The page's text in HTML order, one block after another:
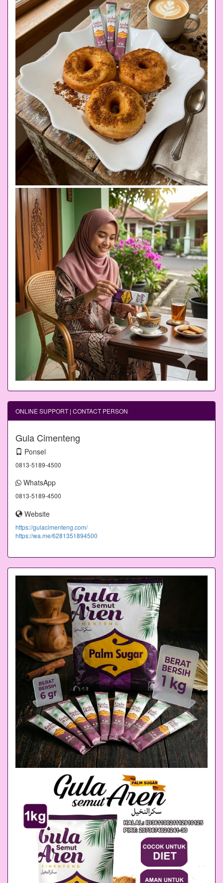
ONLINE SUPPORT | CONTACT PERSON
Gula Cimenteng
Ponsel
0813-5189-4500
WhatsApp
0813-5189-4500
Website
https://gulacimenteng.com/
https://wa.me/6281351894500